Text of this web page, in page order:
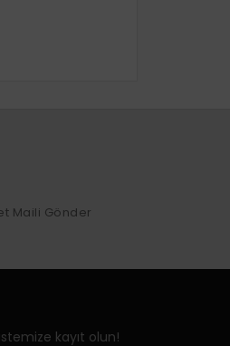
Maili Gönder
kayıt olun!